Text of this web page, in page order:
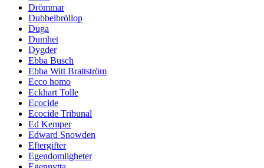
Drömmar
Dubbelbröllop
Duga
Dumhet
Dygder
Ebba Busch
Ebba Witt Brattström
Ecco homo
Eckhart Tolle
Ecocide
Ecocide Tribunal
Ed Kemper
Edward Snowden
Eftergifter
Egendomligheter